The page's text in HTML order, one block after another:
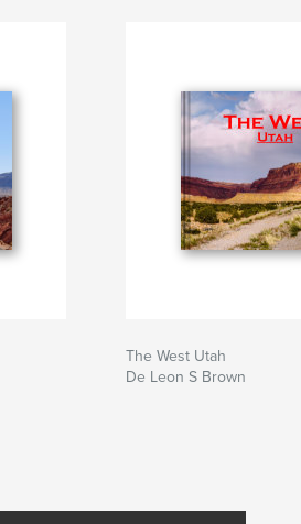
The West Utah
De Leon S Brown